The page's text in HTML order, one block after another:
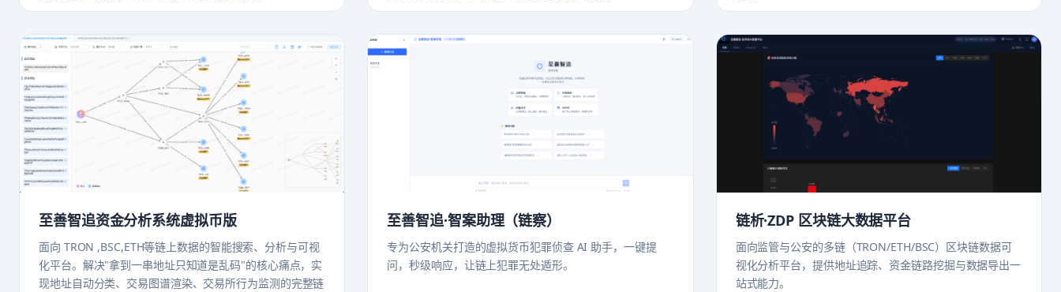
至善智追资金分析系统虚拟币版
面向 TRON ,BSC,ETH等链上数据的智能搜索、分析与可视
化平台。解决"拿到一串地址只知道是乱码"的核心痛点，实
现地址自动分类、交易图谱渲染、交易所行为监测的完整链
至善智追·智案助理（链察）
专为公安机关打造的虚拟货币犯罪侦查 AI 助手，一键提
问，秒级响应，让链上犯罪无处遁形。
链析·ZDP 区块链大数据平台
面向监管与公安的多链（TRON/ETH/BSC）区块链数据可
视化分析平台，提供地址追踪、资金链路挖掘与数据导出一
站式能力。